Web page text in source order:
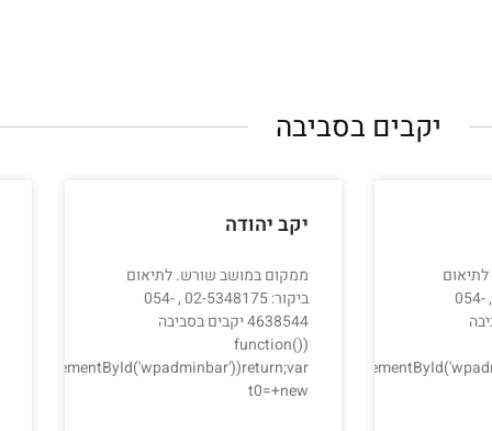
יקבים בסביבה
ביקור: 02-5347678 , 054-
יקב יהודה
ממקום במושב שורש. לתיאום
ביקור: 02-5348175 , 054-
4638544 יקבים בסביבה
(function()
t0=+new